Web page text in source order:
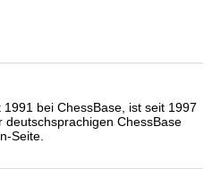
bei ChessBase, ist seit 1997
deutschsprachigen ChessBase
Seite.